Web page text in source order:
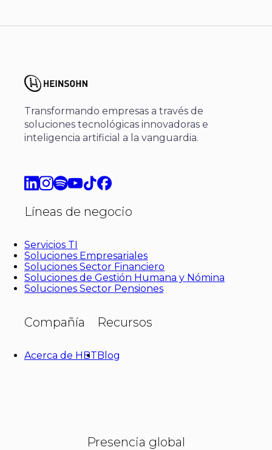
Transformando empresas a través de
soluciones tecnológicas innovadoras e
inteligencia artificial a la vanguardia.
Líneas de negocio
Servicios TI
Soluciones Empresariales
Soluciones Sector Financiero
Soluciones de Gestión Humana y Nómina
Soluciones Sector Pensiones
Compañía
Acerca de HBT
Recursos
Blog
Presencia global